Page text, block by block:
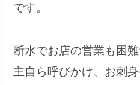
です。
断水でお店の営業も困
主自ら呼びかけ、お刺